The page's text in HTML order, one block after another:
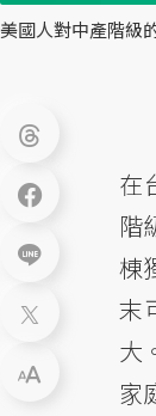
美國人對中產階級
在
階
棟
末
大
家